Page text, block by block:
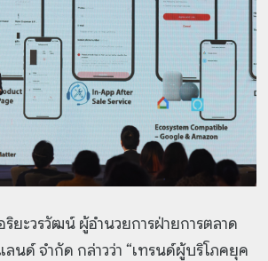
ยะวรวัฒน์ ผู้อำนวยการฝ่ายการตลาด
นด์ จำกัด กล่าวว่า “เทรนด์ผู้บริโภคยุค